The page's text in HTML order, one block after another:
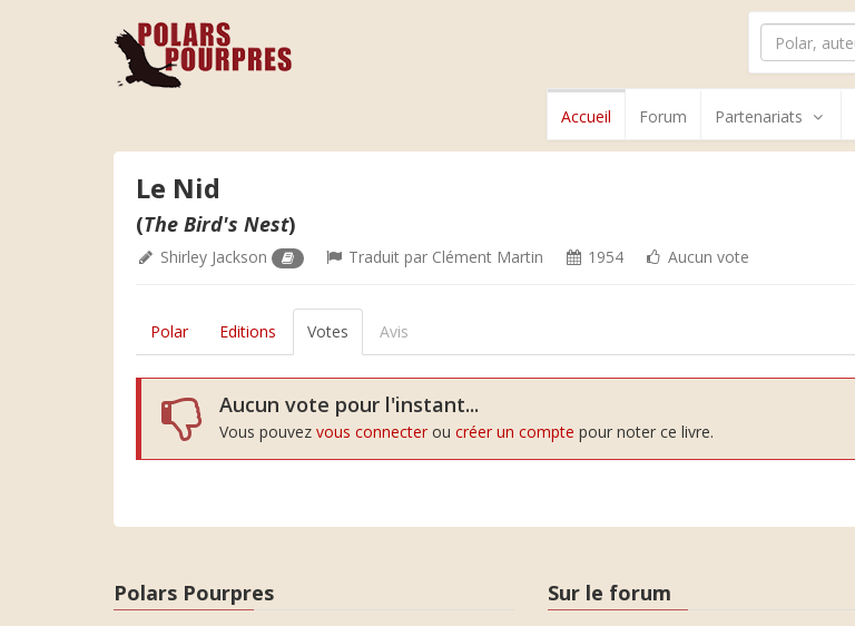
Accueil Forum Partenariats
Le Nid
(The Bird's Nest)
Shirley Jackson Traduit par Clément Martin 1954 Aucun vote
Polar Editions Votes Avis
Aucun vote pour l'instant...
Vous pouvez vous connecter ou créer un compte pour noter ce livre.
Polars Pourpres Sur le forum